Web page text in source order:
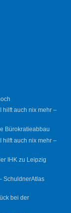
hilft auch nix mehr –
Bürokratieabbau
hilft auch nix mehr –
IHK zu Leipzig
SchuldnerAtlas
bei der